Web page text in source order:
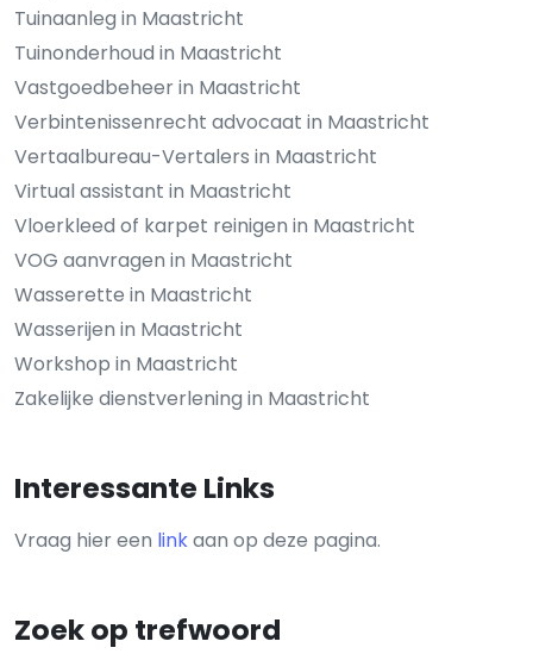
Tuinaanleg in Maastricht
Tuinonderhoud in Maastricht
Vastgoedbeheer in Maastricht
Verbintenissenrecht advocaat in Maastricht
Vertaalbureau-Vertalers in Maastricht
Virtual assistant in Maastricht
Vloerkleed of karpet reinigen in Maastricht
VOG aanvragen in Maastricht
Wasserette in Maastricht
Wasserijen in Maastricht
Workshop in Maastricht
Zakelijke dienstverlening in Maastricht
Interessante Links
Vraag hier een linkaan op deze pagina.
Zoek op trefwoord